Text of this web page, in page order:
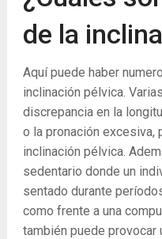
de la
Aquí puede haber
inclinación pélvica.
discrepancia en la
o la pronación excesiva,
inclinación pélvica.
sedentario donde un
sentado durante
como frente a una
también puede provocar